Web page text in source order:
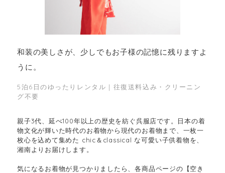
和装の美しさが、少しでもお子様の記憶に残りますよ
うに。
5泊6日のゆったりレンタル｜往復送料込み・クリーニン
グ不要
親子3代、延べ100年以上の歴史を紡ぐ呉服店です。日本の着
物文化が輝いた時代のお着物から現代のお着物まで、一枚一
枚心を込めて集めた chic＆classical な可愛い子供着物を、
湘南よりお届けします。
気になるお着物が見つかりましたら、各商品ページの【空き